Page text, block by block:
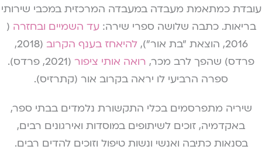
עובדת כמתאמת מעבדה במעבדה המרכזית במכבי שירותי
בריאות. כתבה שלושה ספרי שירה:עד השמיים ובחזרה (
2016, הוצאת "בת אור"),
להיאחז בענף הקרוב
(2018,
פרדס) שהפך לרב מכר, רואה אותי ציפור
(2021, פרדס).
ספרה הרביעי לו יראה בקרוב אור (קתרזיס).
שיריה מתפרסמים בכלי התקשורת נלמדים בבתי ספר,
באקדמיה, זוכים לשיתופים במוסדות ואירגונים רבים,
בסנאות כתיבה ואנשי ונשות טיפול וזוכים להדים רבים.